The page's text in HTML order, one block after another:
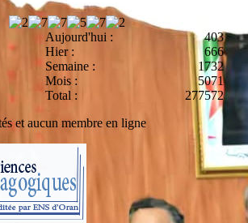
Aujourd'hui :
403
Hier :
666
Semaine :
1732
Mois :
5071
Total :
277572
et aucun membre en ligne